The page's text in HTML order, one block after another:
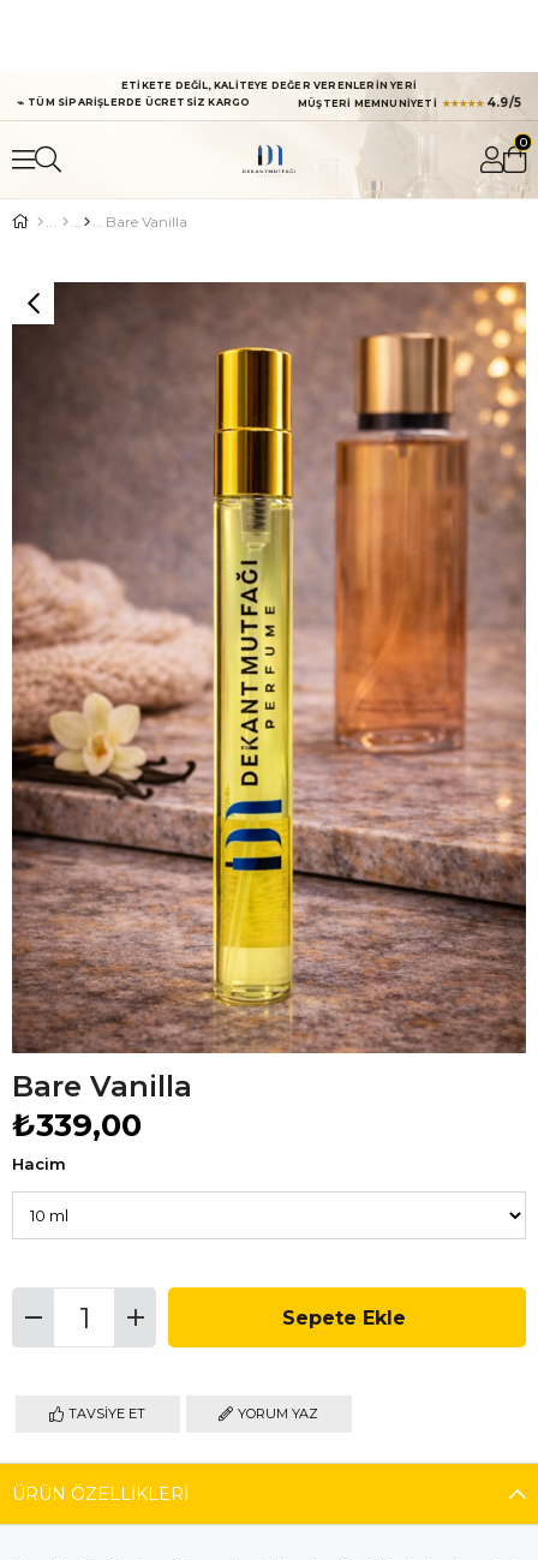
⌁ TÜM SİPARİŞLERDE ÜCRETSİZ KARGO
ETİKETE DEĞİL, KALİTEYE DEĞER VERENLERİN YERİ
MÜŞTERİ MEMNUNİYETİ ★★★★★ 4.9/5
0
Bare Vanilla
Bare Vanilla
₺339,00
Hacim
TAVSIYE ET YORUM YAZ
ÜRÜN ÖZELLIKLERI